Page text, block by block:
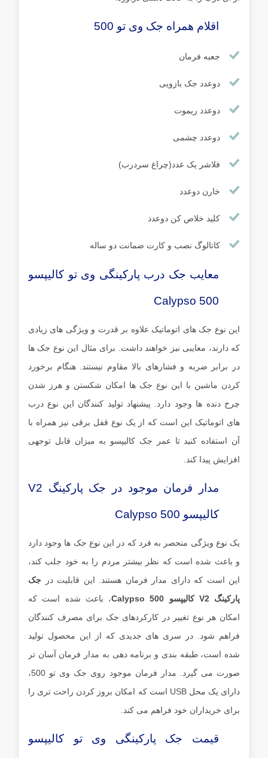
اقلام همراه جک وی تو 500
جعبه فرمان
دوعدد جک بازویی
دوعدد ریموت
دوعدد چشمی
فلاشر یک عدد(چراغ سردرب)
خارن دوعدد
کلید خلاص کن دوعدد
کاتالوگ نصب و کارت ضمانت دو ساله
معایب جک درب پارکینگی وی تو کالیپسو
Calypso 500
این نوع جک های اتوماتیک علاوه بر قدرت و ویژگی های زیادی
که دارند، معایبی نیز خواهند داشت. برای مثال این نوع جک ها
در برابر ضربه و فشارهای بالا مقاوم نیستند. هنگام برخورد
کردن ماشین با این نوع جک ها امکان شکستن و هرز شدن
چرخ دنده ها وجود دارد. پیشنهاد تولید کنندگان این نوع درب
های اتوماتیک این است که از یک نوع قفل برقی نیز همراه با
آن استفاده کنید تا عمر جک کالیپسو به میزان قابل توجهی
افزایش پیدا کند.
مدار فرمان موجود در جک پارکینگ V2
کالیپسو Calypso 500
یک نوع ویژگی منحصر به فرد که در این نوع جک ها وجود دارد
و باعث شده است که نظر بیشتر مردم را به خود جلب کند،
این است که دارای مدار فرمان هستند. این قابلیت در جک
پارکینگ V2 کالیپسو Calypso 500
، باعث شده است که
امکان هر نوع تغییر در کارکردهای جک برای مصرف کنندگان
فراهم شود. در سری های جدیدی که از این محصول تولید
شده است، طبقه بندی و برنامه دهی به مدار فرمان آسان تر
صورت می گیرد. مدار فرمان موجود روی جک وی تو 500،
دارای یک محل USB است که امکان بروز کردن راحت تری را
برای خریداران خود فراهم می کند.
قیمت جک پارکینگی وی تو کالیپسو